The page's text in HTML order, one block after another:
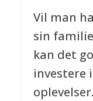
Vil man
sin
kan det
investere